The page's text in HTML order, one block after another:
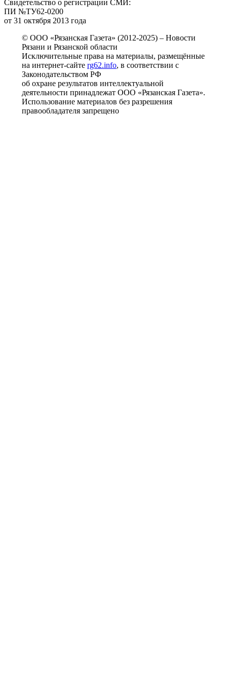
Свидетельство о регистрации СМИ:
ПИ №ТУ62-0200
от 31 октября 2013 года
© ООО «Рязанская Газета» (2012-2025) – Новости
Рязани и Рязанской области
Исключительные права на материалы, размещённые
на интернет-сайте rg62.info, в соответствии с
Законодательством РФ
об охране результатов интеллектуальной
деятельности принадлежат ООО «Рязанская Газета».
Использование материалов без разрешения
правообладателя запрещено